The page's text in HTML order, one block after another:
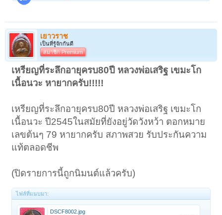
เยาวราช
เป็นที่รู้จักกันดี
สมาชิก Premium
เหรียญที่ระลึกอายุครบ80ปี หลวงพ่อเสริฐ เขมะโก
เนื้อนวะ หายากครับ!!!!!
เหรียญที่ระลึกอายุครบ80ปี หลวงพ่อเสริฐ เขมะโก
เนื้อนวะ ปี2545ในสมัยที่ยังอยู่วัดวังหว้า ตอกหมาย
เลขต้นๆ 79 หายากครับ สภาพสวย รับประกันความ
แท้ตลอดชีพ
(ปิดรายการนี้ถูกนิมนต์แล้วครับ)
ไฟล์ที่แนบมา:
DSCF8002.jpg